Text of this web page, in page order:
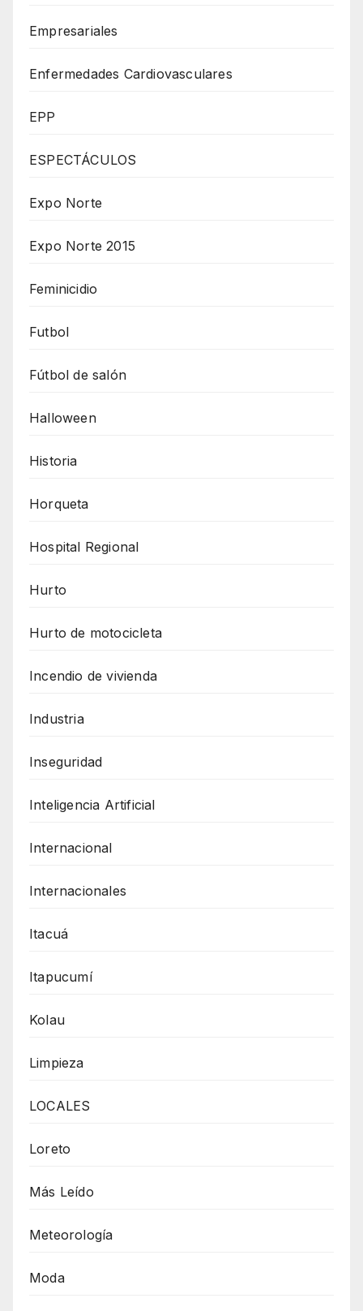
Empresariales
Enfermedades Cardiovasculares
EPP
ESPECTÁCULOS
Expo Norte
Expo Norte 2015
Feminicidio
Futbol
Fútbol de salón
Halloween
Historia
Horqueta
Hospital Regional
Hurto
Hurto de motocicleta
Incendio de vivienda
Industria
Inseguridad
Inteligencia Artificial
Internacional
Internacionales
Itacuá
Itapucumí
Kolau
Limpieza
LOCALES
Loreto
Más Leído
Meteorología
Moda